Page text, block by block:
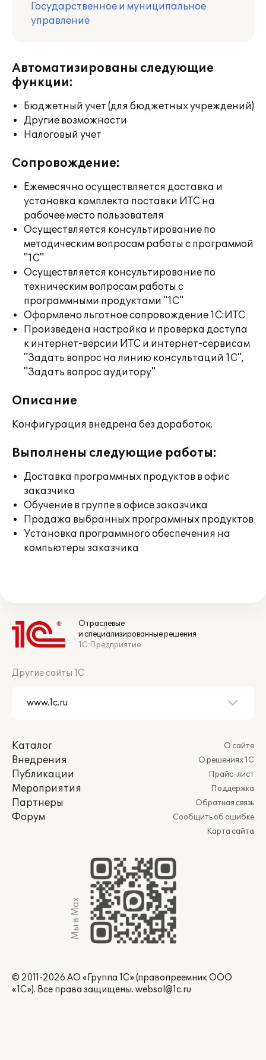
Государственное и муниципальное
управление
Автоматизированы следующие
функции:
Бюджетный учет (для бюджетных учреждений)
Другие возможности
Налоговый учет
Сопровождение:
Ежемесячно осуществляется доставка и
установка комплекта поставки ИТС на
рабочее место пользователя
Осуществляется консультирование по
методическим вопросам работы с программой
"1С"
Осуществляется консультирование по
техническим вопросам работы с
программными продуктами "1С"
Оформлено льготное сопровождение 1С:ИТС
Произведена настройка и проверка доступа
к интернет-версии ИТС и интернет-сервисам
"Задать вопрос на линию консультаций 1С",
"Задать вопрос аудитору"
Описание
Конфигурация внедрена без доработок.
Выполнены следующие работы:
Доставка программных продуктов в офис
заказчика
Обучение в группе в офисе заказчика
Продажа выбранных программных продуктов
Установка программного обеспечения на
компьютеры заказчика
Отраслевые
и специализированные решения
1С:Предприятие
Другие сайты 1С
Каталог
Внедрения
Публикации
Мероприятия
Партнеры
Форум
О сайте
О решениях 1С
Прайс-лист
Поддержка
Обратная связь
Сообщить об ошибке
Карта сайта
Мы в Max
© 2011-2026 АО «Группа 1С» (правопреемник ООО
«1С»). Все права защищены. websol@1c.ru